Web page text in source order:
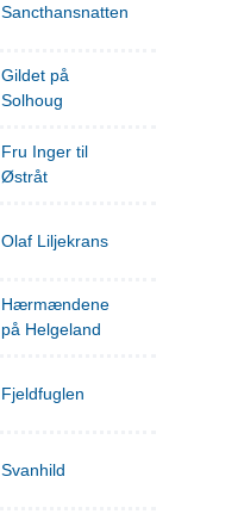
Sancthansnatten
Gildet på
Solhoug
Fru Inger til
Østråt
Olaf Liljekrans
Hærmændene
på Helgeland
Fjeldfuglen
Svanhild